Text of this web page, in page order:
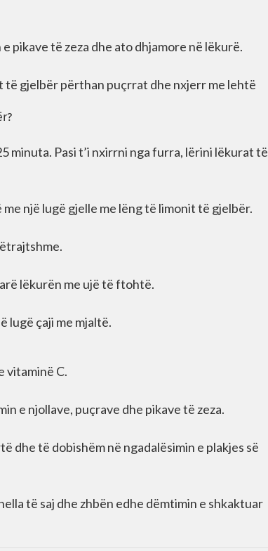
pikave të zeza dhe ato dhjamore në lëkurë.
të gjelbër përthan puçrrat dhe nxjerr me lehtë
minuta. Pasi t’i nxirrni nga furra, lërini lëkurat të
një lugë gjelle me lëng të limonit të gjelbër.
lëkurën me ujë të ftohtë.
lugë çaji me mjaltë.
vitaminë C.
e njollave, puçrave dhe pikave të zeza.
dhe të dobishëm në ngadalësimin e plakjes së
të saj dhe zhbën edhe dëmtimin e shkaktuar